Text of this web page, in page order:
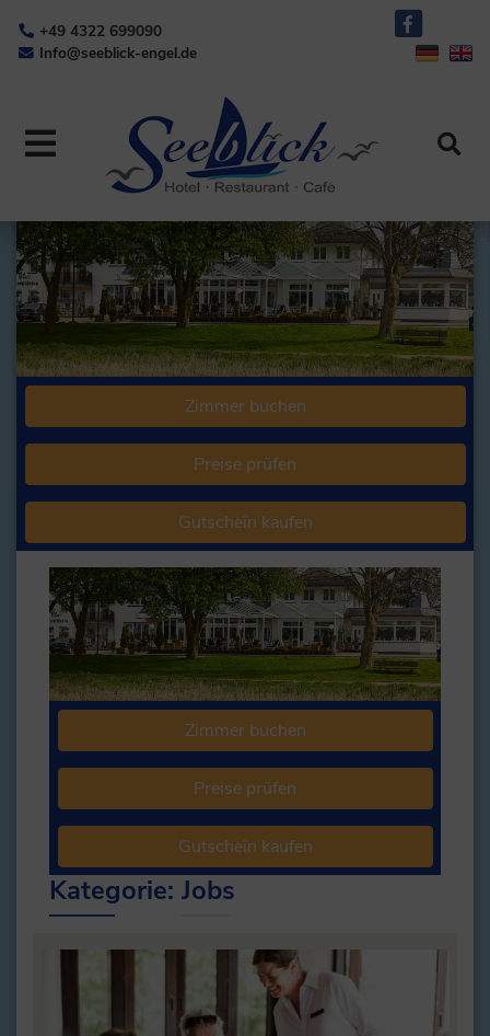
+49 4322 699090
Info@seeblick-engel.de
Zimmer buchen
Preise prüfen
Gutschein kaufen
Zimmer buchen
Preise prüfen
Gutschein kaufen
Kategorie: Jobs